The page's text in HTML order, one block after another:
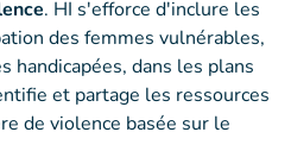
. HI s'efforce d'inclure les
des femmes vulnérables,
handicapées, dans les plans
et partage les ressources
de violence basée sur le